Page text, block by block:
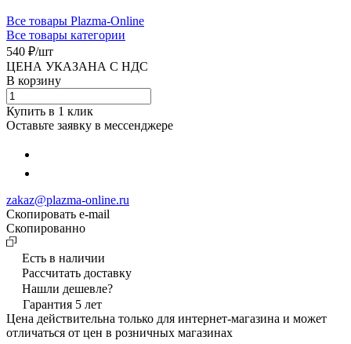
Все товары Plazma-Online
Все товары категории
540 ₽/шт
ЦЕНА УКАЗАНА С НДС
В корзину
Купить в 1 клик
Оставьте заявку в мессенджере
zakaz@plazma-online.ru
Скопировать e-mail
Cкопированно
Есть в наличии
Рассчитать доставку
Нашли дешевле?
Гарантия 5 лет
Цена действительна только для интернет-магазина и может
отличаться от цен в розничных магазинах